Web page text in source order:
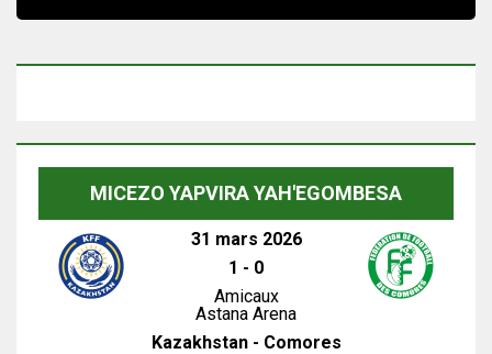
MICEZO YAPVIRA YAH'EGOMBESA
31 mars 2026
1 - 0
Amicaux
Astana Arena
Kazakhstan - Comores